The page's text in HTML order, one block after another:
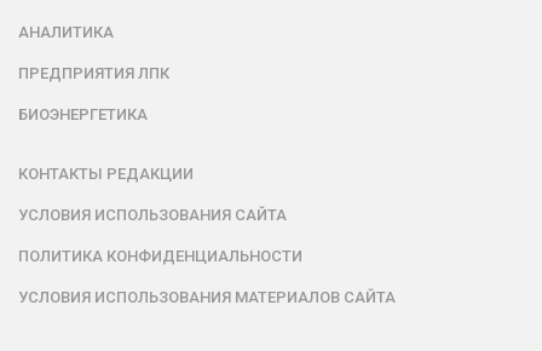
АНАЛИТИКА
ПРЕДПРИЯТИЯ ЛПК
БИОЭНЕРГЕТИКА
КОНТАКТЫ РЕДАКЦИИ
УСЛОВИЯ ИСПОЛЬЗОВАНИЯ САЙТА
ПОЛИТИКА КОНФИДЕНЦИАЛЬНОСТИ
УСЛОВИЯ ИСПОЛЬЗОВАНИЯ МАТЕРИАЛОВ САЙТА